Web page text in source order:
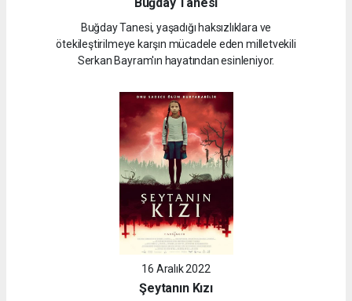
Buğday Tanesi, yaşadığı haksızlıklara ve
ötekileştirilmeye karşın mücadele eden milletvekili
Serkan Bayram'ın hayatından esinleniyor.
16 Aralık 2022
Şeytanın Kızı